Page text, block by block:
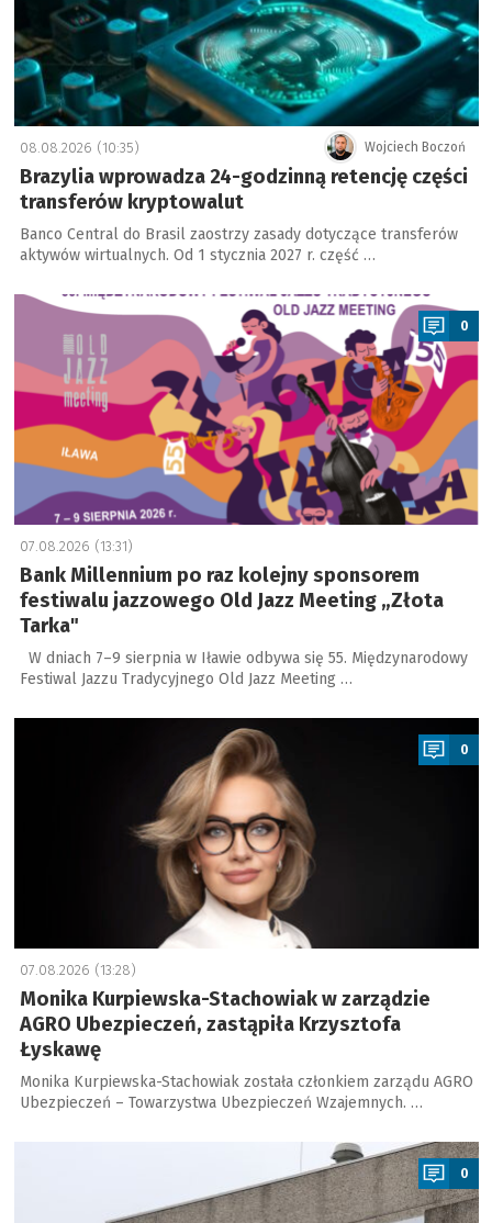
Wojciech Boczoń
08.08.2026 (10:35)
Brazylia wprowadza 24-godzinną retencję części
transferów kryptowalut
Banco Central do Brasil zaostrzy zasady dotyczące transferów
aktywów wirtualnych. Od 1 stycznia 2027 r. część …
a
0
07.08.2026 (13:31)
Bank Millennium po raz kolejny sponsorem
festiwalu jazzowego Old Jazz Meeting „Złota
Tarka"
W dniach 7–9 sierpnia w Iławie odbywa się 55. Międzynarodowy
Festiwal Jazzu Tradycyjnego Old Jazz Meeting …
a
0
07.08.2026 (13:28)
Monika Kurpiewska-Stachowiak w zarządzie
AGRO Ubezpieczeń, zastąpiła Krzysztofa
Łyskawę
Monika Kurpiewska-Stachowiak została członkiem zarządu AGRO
Ubezpieczeń – Towarzystwa Ubezpieczeń Wzajemnych. …
0